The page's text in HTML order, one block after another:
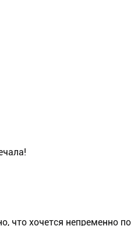
что хочется непременно